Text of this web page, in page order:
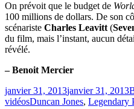
On prévoit que le budget de
100 millions de dollars. De son
scénariste Charles Leavitt (
du film, mais l’instant, aucun
révélé.
– Benoit Mercier
Publié
le
janvier 31, 2013janvier 31, 2013
vidéosÉtiquettes
Duncan Jones, Legendary